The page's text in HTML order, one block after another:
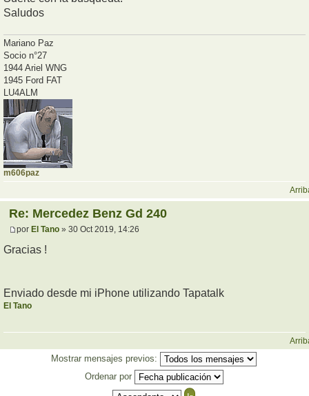
Saludos
Mariano Paz
Socio n°27
1944 Ariel WNG
1945 Ford FAT
LU4ALM
m606paz
Re: Mercedez Benz Gd 240
por El Tano » 30 Oct 2019, 14:26
Gracias !
Enviado desde mi iPhone utilizando Tapatalk
El Tano
Mostrar mensajes previos:
Ordenar por